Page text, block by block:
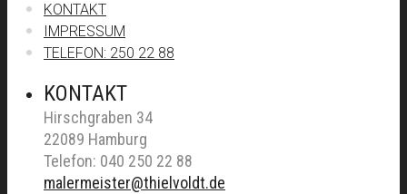
KONTAKT
IMPRESSUM
TELEFON: 250 22 88
KONTAKT
Hirschgraben 34
22089 Hamburg
Telefon: 040 250 22 88
malermeister@thielvoldt.de